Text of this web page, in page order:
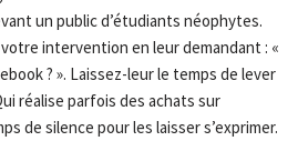
un public d’étudiants néophytes.
intervention en leur demandant : «
? ». Laissez-leur le temps de lever
réalise parfois des achats sur
de silence pour les laisser s’exprimer.